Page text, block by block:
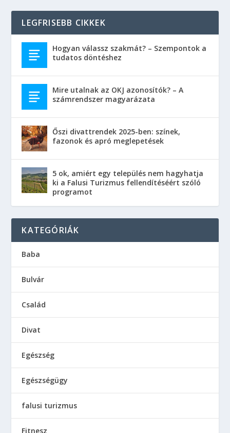
Bulvár
Család
Divat
Egészség
Egészségügy
falusi turizmus
Fitnesz
Gasztronómia
Hobbi
Horoszkóp
Idegenforgalom
Képzőművészet
Kereskedelem
Kikapcsolódás
Közszolgálat